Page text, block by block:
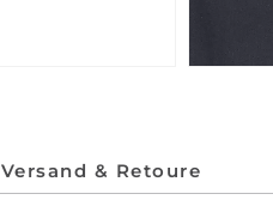
Versand & Retoure